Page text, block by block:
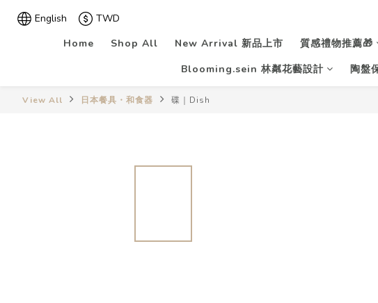
English TWD
Home
Shop All New Arrival 新品上市 質感禮物推薦🎁
Blooming.sein 林粼花藝設計
陶盤
View All 日本餐具・和食器 碟｜Dish